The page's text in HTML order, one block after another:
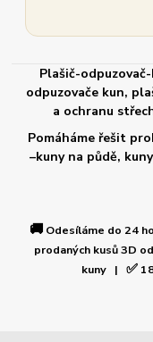
Plašič-
odpuzovače kun,
a ochranu
Pomáháme řešit
–kuny na půdě,
🚚 Odesíláme do 24
prodaných kusů 3D
kuny | ✅